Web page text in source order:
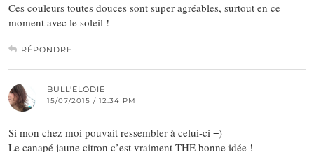
Ces couleurs toutes douces sont super agréables, surtout en ce
moment avec le soleil !
RÉPONDRE
BULL'ELODIE
15/07/2015 / 12:34 PM
Si mon chez moi pouvait ressembler à celui-ci =)
Le canapé jaune citron c’est vraiment THE bonne idée !